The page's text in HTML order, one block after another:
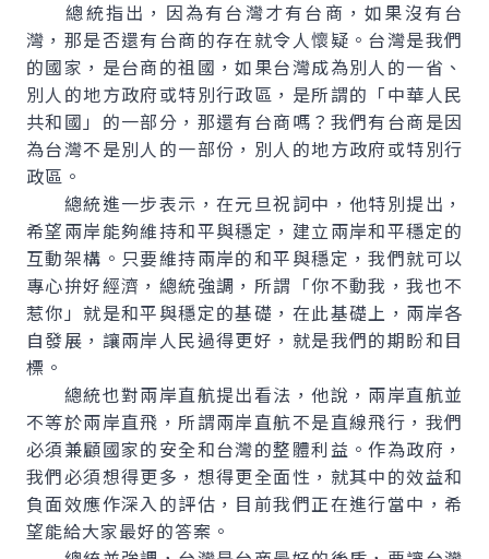
總統指出，因為有台灣才有台商，如果沒有台
灣，那是否還有台商的存在就令人懷疑。台灣是我們
的國家，是台商的祖國，如果台灣成為別人的一省、
別人的地方政府或特別行政區，是所謂的「中華人民
共和國」的一部分，那還有台商嗎？我們有台商是因
為台灣不是別人的一部份，別人的地方政府或特別行
政區。
總統進一步表示，在元旦祝詞中，他特別提出，
希望兩岸能夠維持和平與穩定，建立兩岸和平穩定的
互動架構。只要維持兩岸的和平與穩定，我們就可以
專心拚好經濟，總統強調，所謂「你不動我，我也不
惹你」就是和平與穩定的基礎，在此基礎上，兩岸各
自發展，讓兩岸人民過得更好，就是我們的期盼和目
標。
總統也對兩岸直航提出看法，他說，兩岸直航並
不等於兩岸直飛，所謂兩岸直航不是直線飛行，我們
必須兼顧國家的安全和台灣的整體利益。作為政府，
我們必須想得更多，想得更全面性，就其中的效益和
負面效應作深入的評估，目前我們正在進行當中，希
望能給大家最好的答案。